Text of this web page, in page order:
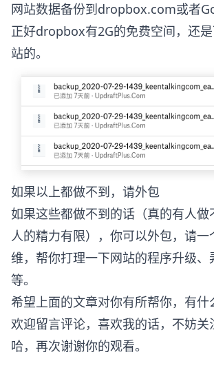
网站数据备份到dropbox.com或者
正好dropbox有2G的免费空间，还
站的。
如果以上都做不到，请外包
如果这些都做不到的话（真的有人做
人的精力有限），你可以外包，请
维，帮你打理一下网站的程序升级、
等。
希望上面的文章对你有所帮你，有什
欢迎留言评论，喜欢我的话，不妨关
哈，再次谢谢你的观看。